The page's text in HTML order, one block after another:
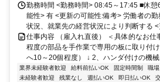
勤務時間 <勤務時間> 08:45～17:45 ■休
能性> 有 <更新の可能性:備考> 労働者の
状況、就業先の経営状況により判断する <
仕事内容 （雇入れ直後） ＜具体的なお仕
程度の部品を手作業で専用の板に取り付
へ10～20個程度） ↓ 2、ハンダ付けの機
業界未経験者歓迎 給料前払いOK 固定時間制 職
未経験者歓迎
残業なし 週払いOK 即日払いOK